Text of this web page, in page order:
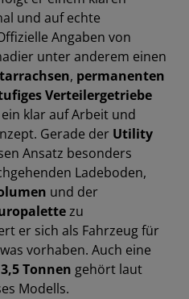
und auf echte
Angaben von
unter anderem einen
, permanenten
Verteilergetriebe
klar auf Arbeit und
Gerade der Utility
Ansatz besonders
Ladeboden,
und der
zu
er sich als Fahrzeug für
vorhaben. Auch eine
Tonnen gehört laut
Modells.